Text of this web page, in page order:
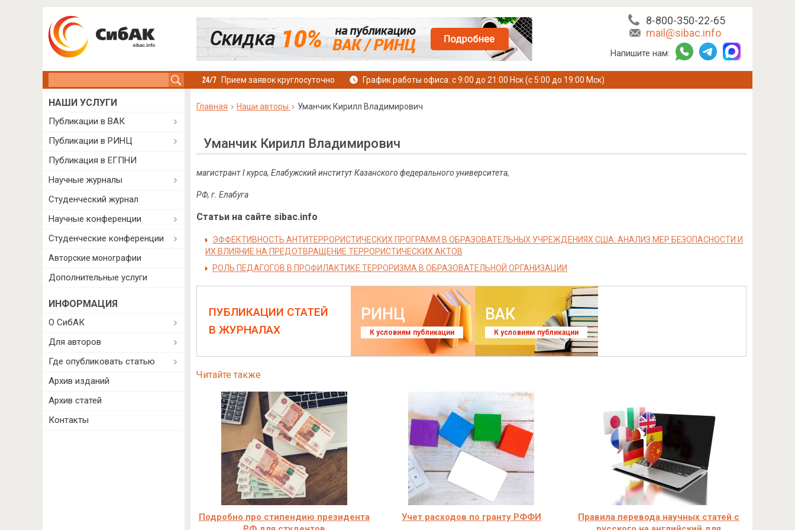
8-800-350-22-65
mail@sibac.info
Напишите нам:
Прием заявок круглосуточно График работы офиса: с 9:00 до 21:00 Нск (с 5:00 до 19:00 Мск)
Главная Наши авторы Уманчик Кирилл Владимирович
Уманчик Кирилл Владимирович
магистрантIкурса, Елабужский институт Казанского федерального университета,
РФ, г. Елабуга
Статьи на сайте sibac.info
ЭФФЕКТИВНОСТЬ АНТИТЕРРОРИСТИЧЕСКИХ ПРОГРАММ В ОБРАЗОВАТЕЛЬНЫХ УЧРЕЖДЕНИЯХ США: АНАЛИЗ МЕР БЕЗОПАСНОСТИ И
ИХ ВЛИЯНИЕ НА ПРЕДОТВРАЩЕНИЕ ТЕРРОРИСТИЧЕСКИХ АКТОВ
РОЛЬ ПЕДАГОГОВ В ПРОФИЛАКТИКЕ ТЕРРОРИЗМА В ОБРАЗОВАТЕЛЬНОЙ ОРГАНИЗАЦИИ
ПУБЛИКАЦИИ СТАТЕЙ
В ЖУРНАЛАХ
РИНЦ
К условиям публикации
ВАК
К условиям публикации
Читайте также
Подробно про стипендию президента
Учет расходов по гранту РФФИ
Правила перевода научных статей с
НАШИ УСЛУГИ
Публикации в ВАК
Публикации в РИНЦ
Публикация в ЕГПНИ
Научные журналы
Студенческий журнал
Научные конференции
Студенческие конференции
Авторские монографии
Дополнительные услуги
ИНФОРМАЦИЯ
О СибАК
Для авторов
Где опубликовать статью
Архив изданий
Архив статей
Контакты